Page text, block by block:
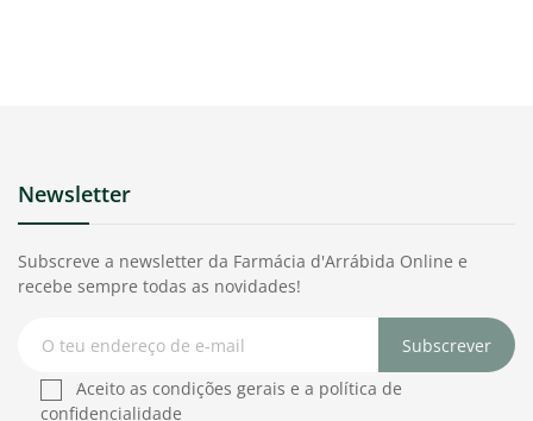
Newsletter
Subscreve a newsletter da Farmácia d'Arrábida Online e
recebe sempre todas as novidades!
Subscrever
Aceito as condições gerais e a política de
confidencialidade